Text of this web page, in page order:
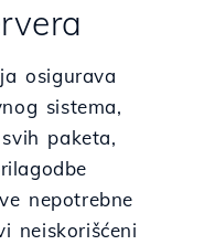
osigurava
sistema,
paketa,
nepotrebne
neiskorišćeni